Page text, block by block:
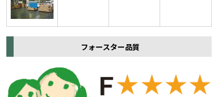
フォースター品質